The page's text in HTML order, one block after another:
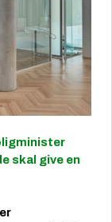
skal give en